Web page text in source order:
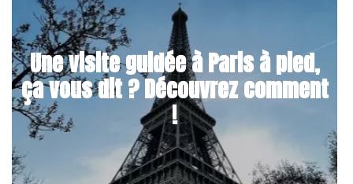
Une visite guidée à Paris à pied,
ça vous dit ? Découvrez comment
!